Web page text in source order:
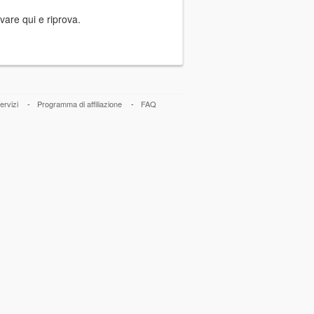
qui e riprova.
- Programma di affiliazione -
FAQ